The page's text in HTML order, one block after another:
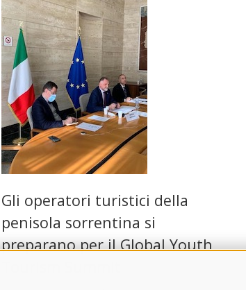
Gli operatori turistici della
penisola sorrentina si
preparano per il Global Youth